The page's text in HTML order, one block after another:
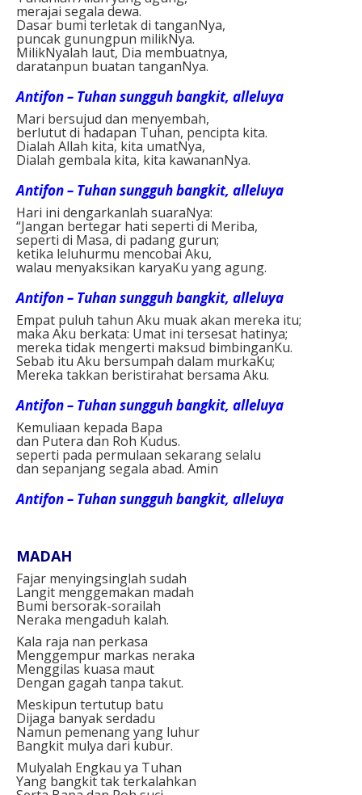
merajai segala dewa.
Dasar bumi terletak di tanganNya,
puncak gunungpun milikNya.
MilikNyalah laut, Dia membuatnya,
daratanpun buatan tanganNya.
Antifon – Tuhan sungguh bangkit, alleluya
Mari bersujud dan menyembah,
berlutut di hadapan Tuhan, pencipta kita.
Dialah Allah kita, kita umatNya,
Dialah gembala kita, kita kawananNya.
Antifon – Tuhan sungguh bangkit, alleluya
Hari ini dengarkanlah suaraNya:
“Jangan bertegar hati seperti di Meriba,
seperti di Masa, di padang gurun;
ketika leluhurmu mencobai Aku,
walau menyaksikan karyaKu yang agung.
Antifon – Tuhan sungguh bangkit, alleluya
Empat puluh tahun Aku muak akan mereka itu;
maka Aku berkata: Umat ini tersesat hatinya;
mereka tidak mengerti maksud bimbinganKu.
Sebab itu Aku bersumpah dalam murkaKu;
Mereka takkan beristirahat bersama Aku.
Antifon – Tuhan sungguh bangkit, alleluya
Kemuliaan kepada Bapa
dan Putera dan Roh Kudus.
seperti pada permulaan sekarang selalu
dan sepanjang segala abad. Amin
Antifon – Tuhan sungguh bangkit, alleluya
MADAH
Fajar menyingsinglah sudah
Langit menggemakan madah
Bumi bersorak-sorailah
Neraka mengaduh kalah.
Kala raja nan perkasa
Menggempur markas neraka
Menggilas kuasa maut
Dengan gagah tanpa takut.
Meskipun tertutup batu
Dijaga banyak serdadu
Namun pemenang yang luhur
Bangkit mulya dari kubur.
Mulyalah Engkau ya Tuhan
Yang bangkit tak terkalahkan